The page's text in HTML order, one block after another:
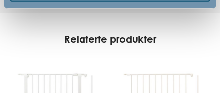
Relaterte produkter